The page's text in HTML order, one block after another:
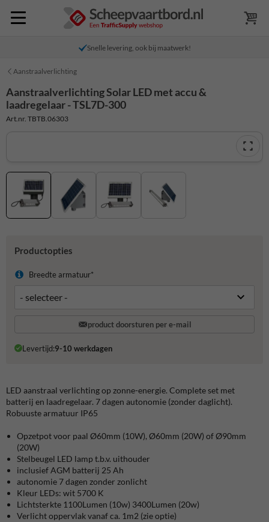
Snelle levering, ook bij maatwerk!
Aanstraalverlichting
Aanstraalverlichting Solar LED met accu &
laadregelaar - TSL7D-300
Art.nr. TBTB.06303
Productopties
Breedte armatuur*
product doorsturen per e-mail
Levertijd:9-10 werkdagen
LED aanstraal verlichting op zonne-energie. Complete set met
batterij en laadregelaar. 7 dagen autonomie (zonder daglicht).
Robuuste armatuur IP65
Opzetpot voor paal Ø60mm (10W), Ø60mm (20W) of Ø90mm
(20W)
Stelbeugel LED lamp t.b.v. uithouder
inclusief AGM batterij 25 Ah
autonomie 7 dagen zonder zonlicht
Kleur LEDs: wit 5700 K
Lichtsterkte 1100Lumen (10w) 3400Lumen (20w)
Verlicht oppervlak vanaf ca. 1m2 (zie optie)